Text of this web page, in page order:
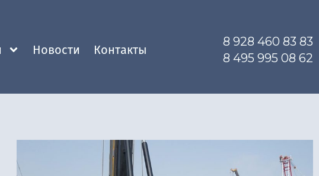
Новости Контакты
8 928 460 83 83
8 495 995 08 62